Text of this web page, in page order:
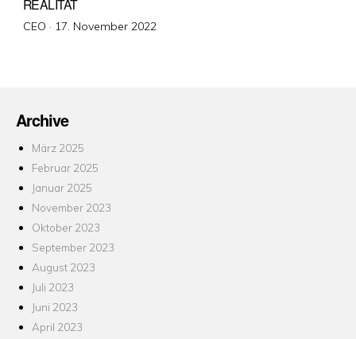
REALITÄT
CEO · Veröffentlicht
17. November 2022
Archive
März 2025
Februar 2025
Januar 2025
November 2023
Oktober 2023
September 2023
August 2023
Juli 2023
Juni 2023
April 2023